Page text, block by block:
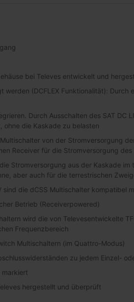
bei Televes entwickelt und
(DCFLEX Funktionalität): Durch
Durch Ausschalten des SAT
ohne die Kaskade zu belasten
von der Stromversorgung
Receiver für die Stromversorgung
Stromversorgung aus der Kaskade
aber auch für die terrestrischen
sind die dCSS Multischalter kompatibel
Betrieb (Receiverpowered)
wird die von Televesentwickelte
Frequenzbereich
Multischaltern (im Quattro-Modus)
zu jedem Einzel-
markiert
hergestellt und überprüft